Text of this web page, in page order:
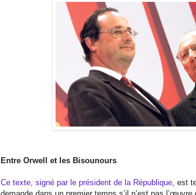
Entre Orwell et les Bisounours
Ce texte, signé par le président de la République, est